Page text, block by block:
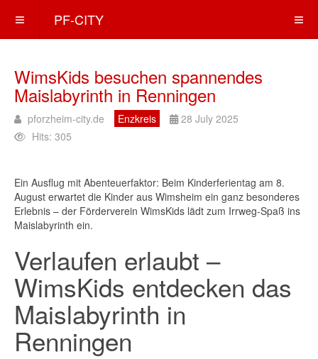
PF-CITY
WimsKids besuchen spannendes
Maislabyrinth in Renningen
pforzheim-city.de Enzkreis
28 July 2025
Hits: 305
Ein Ausflug mit Abenteuerfaktor: Beim Kinderferientag am 8.
August erwartet die Kinder aus Wimsheim ein ganz besonderes
Erlebnis – der Förderverein WimsKids lädt zum Irrweg-Spaß ins
Maislabyrinth ein.
Verlaufen erlaubt –
WimsKids entdecken das
Maislabyrinth in
Renningen